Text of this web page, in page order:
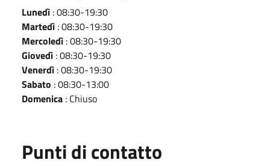
Lunedì : 08:30-19:30
Martedì : 08:30-19:30
Mercoledì : 08:30-19:30
Giovedì : 08:30-19:30
Venerdì : 08:30-19:30
Sabato : 08:30-13:00
Domenica : Chiuso
Punti di contatto